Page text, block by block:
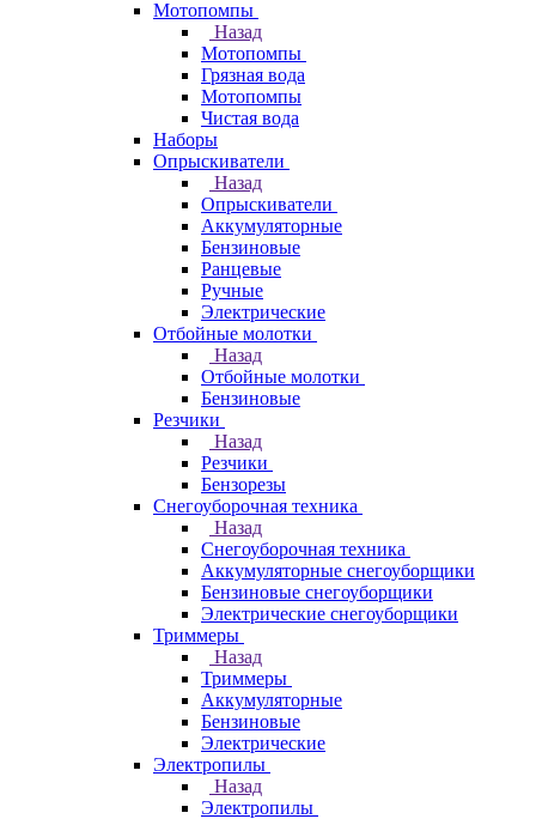
Мотопомпы
Назад
Мотопомпы
Грязная вода
Мотопомпы
Чистая вода
Наборы
Опрыскиватели
Назад
Опрыскиватели
Аккумуляторные
Бензиновые
Ранцевые
Ручные
Электрические
Отбойные молотки
Назад
Отбойные молотки
Бензиновые
Резчики
Назад
Резчики
Бензорезы
Снегоуборочная техника
Назад
Снегоуборочная техника
Аккумуляторные снегоуборщики
Бензиновые снегоуборщики
Электрические снегоуборщики
Триммеры
Назад
Триммеры
Аккумуляторные
Бензиновые
Электрические
Электропилы
Назад
Электропилы